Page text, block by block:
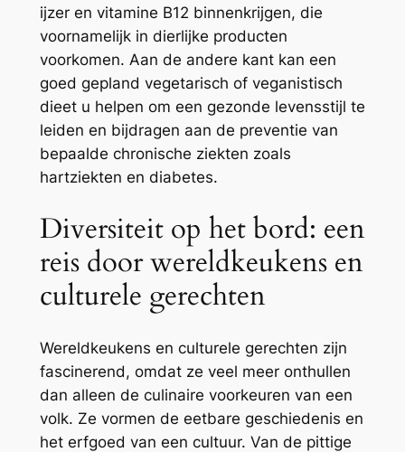
ijzer en vitamine B12 binnenkrijgen, die
voornamelijk in dierlijke producten
voorkomen. Aan de andere kant kan een
goed gepland vegetarisch of veganistisch
dieet u helpen om een gezonde levensstijl te
leiden en bijdragen aan de preventie van
bepaalde chronische ziekten zoals
hartziekten en diabetes.
Diversiteit op het bord: een
reis door wereldkeukens en
culturele gerechten
Wereldkeukens en culturele gerechten zijn
fascinerend, omdat ze veel meer onthullen
dan alleen de culinaire voorkeuren van een
volk. Ze vormen de eetbare geschiedenis en
het erfgoed van een cultuur. Van de pittige